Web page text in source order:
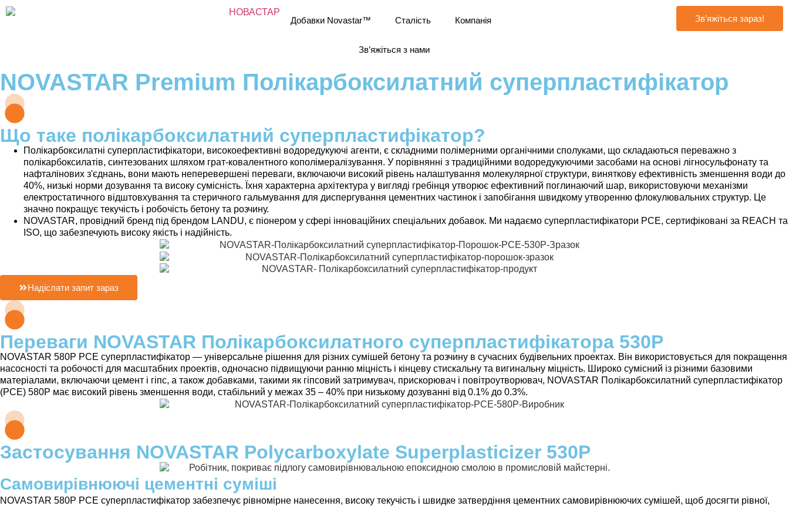
Добавки Novastar™ Сталість Компанія
Зв’яжіться з нами
Зв’яжіться зараз!
NOVASTAR Premium Полікарбоксилатний суперпластифікатор
Що таке полікарбоксилатний суперпластифікатор?
Полікарбоксилатні суперпластифікатори, високоефективні водоредукуючі агенти, є складними полімерними органічними сполуками, що складаються переважно з
полікарбоксилатів, синтезованих шляхом грат-ковалентного кополімералізування. У порівнянні з традиційними водоредукуючими засобами на основі лігносульфонату та
нафталінових з'єднань, вони мають неперевершені переваги, включаючи високий рівень налаштування молекулярної структури, виняткову ефективність зменшення води до
40%, низькі норми дозування та високу сумісність. Їхня характерна архітектура у вигляді гребінця утворює ефективний поглинаючий шар, використовуючи механізми
електростатичного відштовхування та стеричного гальмування для диспергування цементних частинок і запобігання швидкому утворенню флокулювальних структур. Це
значно покращує текучість і робочість бетону та розчину.
NOVASTAR, провідний бренд під брендом LANDU, є піонером у сфері інноваційних спеціальних добавок. Ми надаємо суперпластифікатори PCE, сертифіковані за REACH та
ISO, що забезпечують високу якість і надійність.
Надіслати запит зараз
Переваги NOVASTAR Полікарбоксилатного суперпластифікатора 530P
NOVASTAR 580P PCE суперпластифікатор — універсальне рішення для різних сумішей бетону та розчину в сучасних будівельних проектах. Він використовується для покращення
насосності та робочості для масштабних проектів, одночасно підвищуючи ранню міцність і кінцеву стискальну та вигинальну міцність. Широко сумісний із різними базовими
матеріалами, включаючи цемент і гіпс, а також добавками, такими як гіпсовий затримувач, прискорювач і повітроутворювач, NOVASTAR Полікарбоксилатний суперпластифікатор
(PCE) 580P має високий рівень зменшення води, стабільний у межах 35 – 40% при низькому дозуванні від 0.1% до 0.3%.
Застосування NOVASTAR Polycarboxylate Superplasticizer 530P
Самовирівнюючі цементні суміші
NOVASTAR 580P PCE суперпластифікатор забезпечує рівномірне нанесення, високу текучість і швидке затвердіння цементних самовирівнюючих сумішей, щоб досягти рівної,